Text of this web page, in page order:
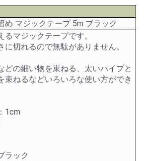
め マジックテープ 5m ブラック
るマジックテープです。
に切れるので無駄がありません。
どの細い物を束ねる、太いパイプと
束ねるなどいろいろな使い方ができ
1cm
ラック